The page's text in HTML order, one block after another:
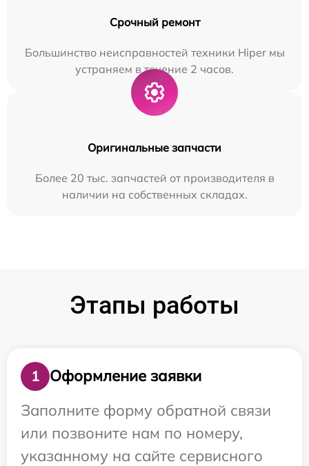
Срочный ремонт
Большинство неисправностей техники Hiper мы
устраняем в течение 2 часов.
Оригинальные запчасти
Более 20 тыс. запчастей от производителя в
наличии на собственных складах.
Этапы работы
1
Оформление заявки
Заполните форму обратной связи
или позвоните нам по номеру,
указанному на сайте сервисного